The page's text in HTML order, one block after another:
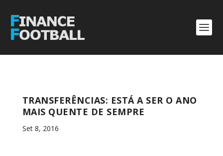
TRANSFERÊNCIAS: ESTÁ A SER O ANO
MAIS QUENTE DE SEMPRE
Set 8, 2016